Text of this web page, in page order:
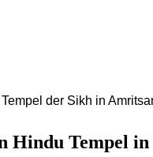
der Sikh in
Hindu Tempel in